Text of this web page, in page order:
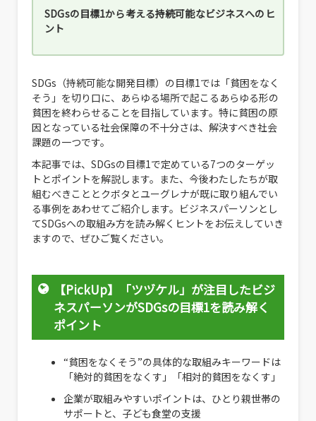
SDGsの目標1から考える持続可能なビジネスへのヒ
ント
SDGs（持続可能な開発目標）の目標1では「貧困をなく
そう」を切り口に、あらゆる場所で起こるあらゆる形の
貧困を終わらせることを目指しています。特に貧困の原
因となっている社会保障の不十分さは、解決すべき社会
課題の一つです。
本記事では、SDGsの目標1で定めている7つのターゲッ
トとポイントを解説します。また、今後わたしたちが取
組むべきこととクボタとユーグレナが既に取り組んでい
る事例をあわせてご紹介します。ビジネスパーソンとし
てSDGsへの取組み方を読み解くヒントをお伝えしていき
ますので、ぜひご覧ください。
【PickUp】「ツヅケル」が注目したビジ
ネスパーソンがSDGsの目標1を読み解く
ポイント
“貧困をなくそう”の具体的な取組みキーワードは
「絶対的貧困をなくす」「相対的貧困をなくす」
企業が取組みやすいポイントは、ひとり親世帯の
サポートと、子ども食堂の支援